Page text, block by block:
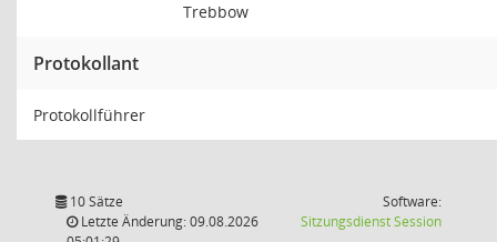
Trebbow
Protokollant
Protokollführer
10 Sätze
Letzte Änderung: 09.08.2026
Software:
SitzungsdienstSession(Wird in